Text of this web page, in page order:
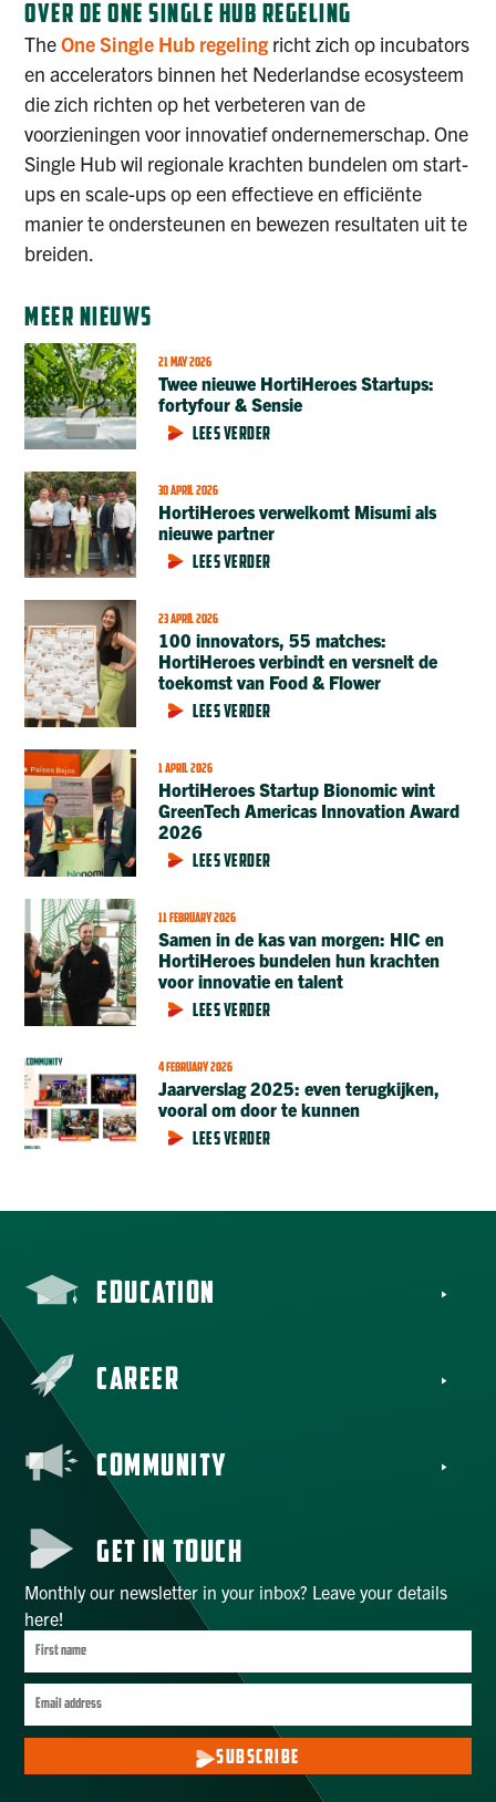
OVER DE ONE SINGLE HUB REGELING
TheOne Single Hub regeling richt zich op incubators
en accelerators binnen het Nederlandse ecosysteem
die zich richten op het verbeteren van de
voorzieningen voor innovatief ondernemerschap. One
Single Hub wil regionale krachten bundelen om start-
ups en scale-ups op een effectieve en efficiënte
manier te ondersteunen en bewezen resultaten uit te
breiden.
MEER NIEUWS
21 MAY 2026
Twee nieuwe HortiHeroes Startups:
fortyfour & Sensie
LEES VERDER
30 APRIL 2026
HortiHeroes verwelkomt Misumi als
nieuwe partner
LEES VERDER
23 APRIL 2026
100 innovators, 55 matches:
HortiHeroes verbindt en versnelt de
toekomst van Food & Flower
LEES VERDER
1 APRIL 2026
HortiHeroes Startup Bionomic wint
GreenTech Americas Innovation Award
2026
LEES VERDER
11 FEBRUARY 2026
Samen in de kas van morgen: HIC en
HortiHeroes bundelen hun krachten
voor innovatie en talent
LEES VERDER
4 FEBRUARY 2026
Jaarverslag 2025: even terugkijken,
vooral om door te kunnen
LEES VERDER
EDUCATION
CAREER
COMMUNITY
GET IN TOUCH
Monthly our newsletter in your inbox? Leave your details
here!
SUBSCRIBE